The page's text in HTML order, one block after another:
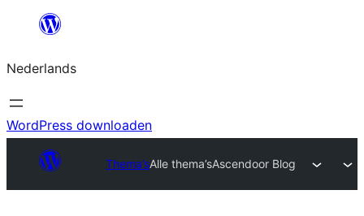
de
inhoud
Nederlands
WordPress downloaden
Thema’sAlle thema’sAscendoor Blog